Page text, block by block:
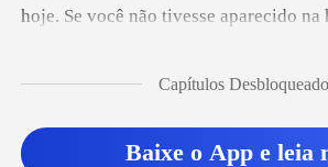
Baixar App
Capítulos
Baixe o App e leia